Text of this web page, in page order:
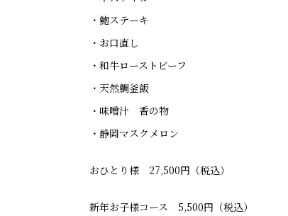
・鮑ステーキ
・お口直し
・和牛ローストビーフ
・天然鯛釜飯
・味噌汁 香の物
・静岡マスクメロン
おひとり様 27,500円（税込）
新年お子様コース 5,500円（税込）